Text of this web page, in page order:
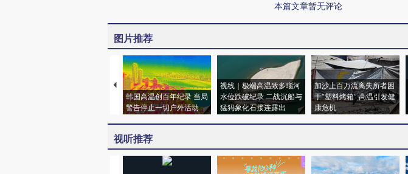
本篇文章暂无评论
图片推荐
韩国高温创百年纪录 当局
警告停止一切户外活动
视线｜极端高温致多瑙河
水位跌破纪录 二战沉船与
猛犸象化石接连露出
加沙上百万流离失所者困
于“塑料烤箱” 高温引发健
康危机
视听推荐